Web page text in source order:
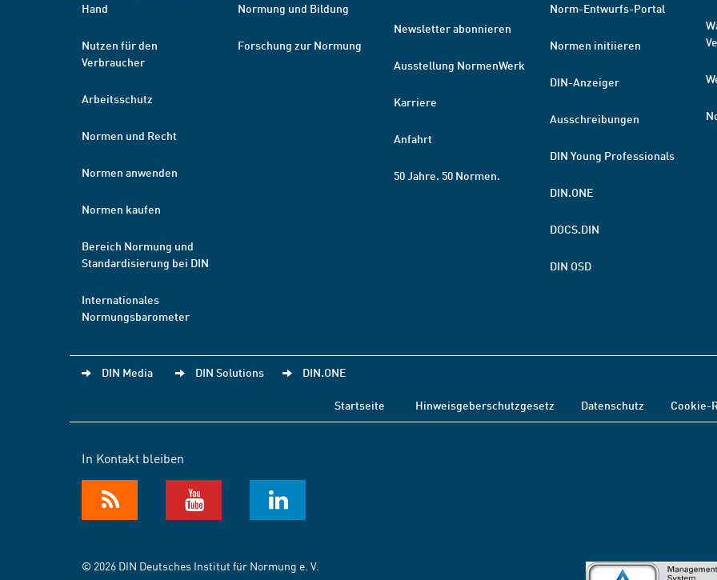
Hand
Nutzen für den
Verbraucher
Arbeitsschutz
Normen und Recht
Normen anwenden
Normen kaufen
Bereich Normung und
Standardisierung bei DIN
Internationales
Normungsbarometer
Normung und Bildung
Forschung zur Normung
Newsletter abonnieren
Ausstellung NormenWerk
Karriere
Anfahrt
50 Jahre. 50 Normen.
Norm-Entwurfs-Portal
Normen initiieren
DIN-Anzeiger
Ausschreibungen
DIN Young Professionals
DIN.ONE
DOCS.DIN
DIN OSD
DIN Media DIN Solutions DIN.ONE
Startseite Hinweisgeberschutzgesetz Datenschutz Cookie-
In Kontakt bleiben
© 2026 DIN Deutsches Institut für Normung e. V.